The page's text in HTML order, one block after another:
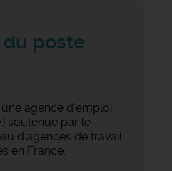
poste
agence d'emploi
soutenue par le
d'agences de travail
en France.